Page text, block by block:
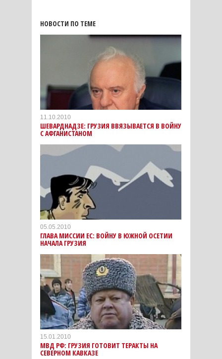
НОВОСТИ ПО ТЕМЕ
11.10.2010
ШЕВАРДНАДЗЕ: ГРУЗИЯ ВВЯЗЫВАЕТСЯ В ВОЙНУ
С АФГАНИСТАНОМ
05.05.2010
ГЛАВА МИССИИ ЕС: ВОЙНУ В ЮЖНОЙ ОСЕТИИ
НАЧАЛА ГРУЗИЯ
15.01.2010
МВД РФ: ГРУЗИЯ ГОТОВИТ ТЕРАКТЫ НА
СЕВЕРНОМ КАВКАЗЕ